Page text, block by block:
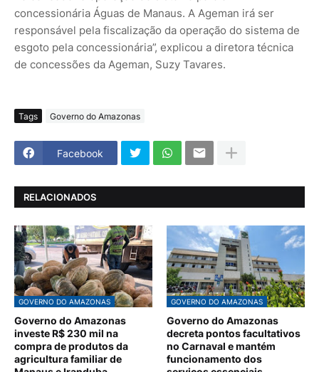
concessionária Águas de Manaus. A Ageman irá ser
responsável pela fiscalização da operação do sistema de
esgoto pela concessionária”, explicou a diretora técnica
de concessões da Ageman, Suzy Tavares.
Tags Governo do Amazonas
Facebook
RELACIONADOS
GOVERNO DO AMAZONAS
Governo do Amazonas
investe R$ 230 mil na
compra de produtos da
agricultura familiar de
GOVERNO DO AMAZONAS
Governo do Amazonas
decreta pontos facultativos
no Carnaval e mantém
funcionamento dos